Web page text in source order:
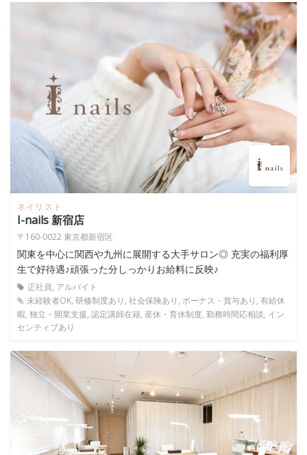
ネイリスト
I-nails 新宿店
〒160-0022 東京都新宿区
関東を中心に関西や九州に展開する大手サロン◎ 充実の福利厚
生で好待遇♪頑張った分しっかりお給料に反映♪
正社員, アルバイト
未経験者OK, 研修制度あり, 社会保険あり, ボーナス・賞与あり, 有給休
暇, 独立・開業支援, 認定講師在籍, 産休・育休制度, 勤務時間応相談, イン
センティブあり